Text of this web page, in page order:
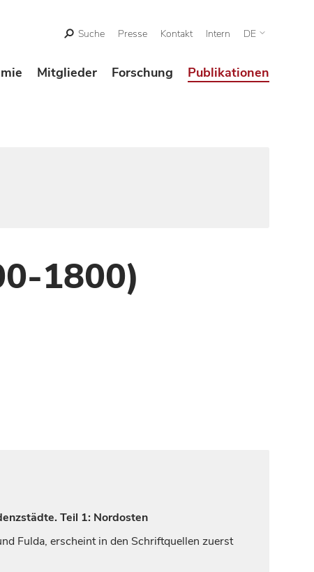
Suche Presse Kontakt Intern DE
Mitglieder Forschung Publikationen
1800)
Teil 1: Nordosten
Fulda, erscheint in den Schriftquellen zuerst